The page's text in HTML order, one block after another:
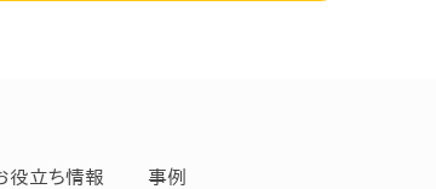
役立ち情報 事例